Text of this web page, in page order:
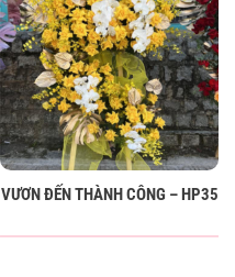
VƯƠN ĐẾN THÀNH CÔNG – HP35